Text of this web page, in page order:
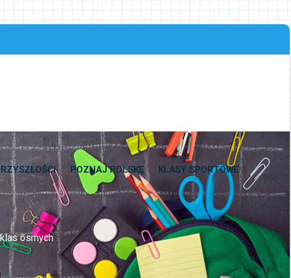
POZNAJ POLSKĘ KLASY SPORTOWE
ósmych